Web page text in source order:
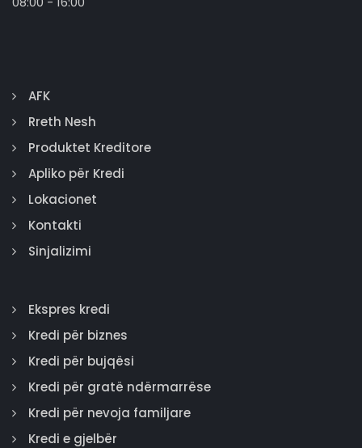
AFK
Rreth Nesh
Produktet Kreditore
Apliko për Kredi
Lokacionet
Kontakti
Sinjalizimi
Ekspres kredi
Kredi për biznes
Kredi për bujqësi
Kredi për gratë ndërmarrëse
Kredi për nevoja familjare
Kredi e gjelbër